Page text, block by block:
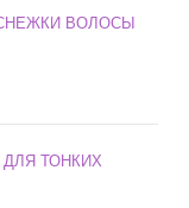
ВОЛОСЫ
ТОНКИХ